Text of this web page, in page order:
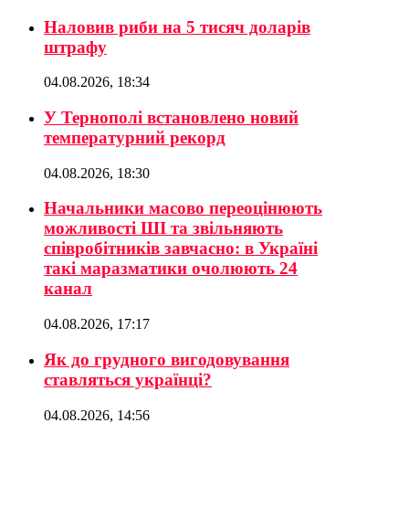
Наловив риби на 5 тисяч доларів
штрафу
04.08.2026, 18:34
У Тернополі встановлено новий
температурний рекорд
04.08.2026, 18:30
Начальники масово переоцінюють
можливості ШІ та звільняють
співробітників завчасно: в Україні
такі маразматики очолюють 24
канал
04.08.2026, 17:17
Як до грудного вигодовування
ставляться українці?
04.08.2026, 14:56